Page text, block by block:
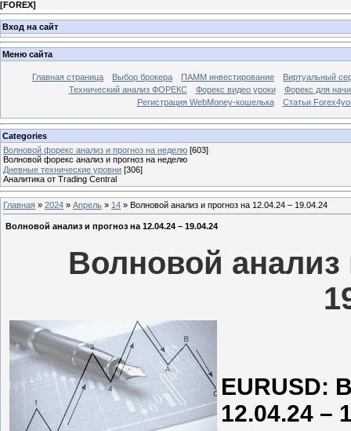
[FOREX]
Вход на сайт
Меню сайта
Главная страница Выбор брокера ПАММ инвестирование
Виртуальный
Технический анализ ФОРЕКС
Форекс видео уроки
Форекс для
Регистрация WebMoney-кошелька
Статьи
Categories
Волновой форекс анализ и прогноз на неделю [603]
Волновой форекс анализ и прогноз на неделю
Дневные технические уровни [306]
Аналитика от Trading Central
Главная » 2024 » Апрель » 14 » Волновой анализ и прогноз на 12.04.24 – 19.04.24
Волновой анализ и прогноз на 12.04.24 – 19.04.24
Волновой анализ
EURUSD:
12.04.24 –